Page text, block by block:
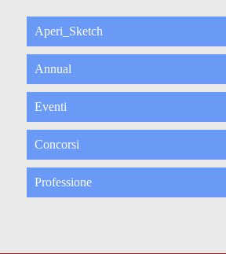
Aperi_Sketch
Annual
Eventi
Concorsi
Professione